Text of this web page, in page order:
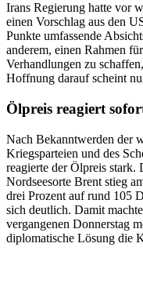
Irans Regierung hatte vor
einen Vorschlag aus den
Punkte umfassende
anderem, einen Rahmen
Verhandlungen zu
Hoffnung darauf scheint
Ölpreis reagiert
Nach Bekanntwerden der
Kriegsparteien und des
reagierte der Ölpreis stark.
Nordseesorte Brent stieg
drei Prozent auf rund 105
sich deutlich. Damit
vergangenen Donnerstag
diplomatische Lösung die